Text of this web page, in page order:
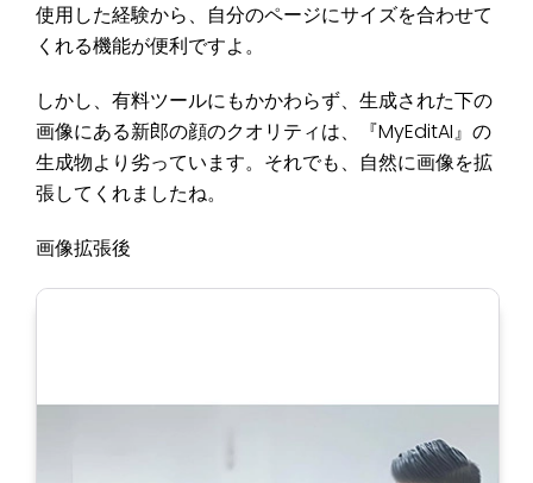
使用した経験から、自分のページにサイズを合わせて
くれる機能が便利ですよ。
しかし、有料ツールにもかかわらず、生成された下の
画像にある新郎の顔のクオリティは、『MyEditAI』の
生成物より劣っています。それでも、自然に画像を拡
張してくれましたね。
画像拡張後